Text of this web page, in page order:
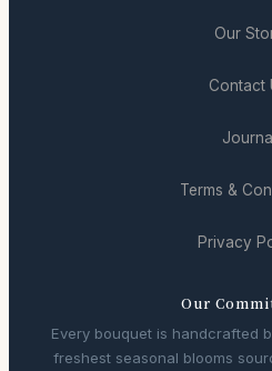
Our
Contact
Journal
Terms &
Privacy
Our
Every bouquet is handcrafted
freshest seasonal blooms